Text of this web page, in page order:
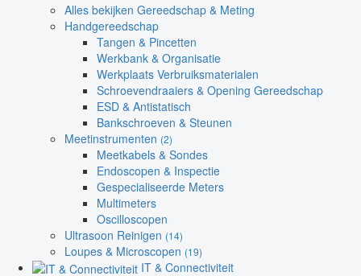
Alles bekijken Gereedschap & Meting
Handgereedschap
Tangen & Pincetten
Werkbank & Organisatie
Werkplaats Verbruiksmaterialen
Schroevendraaiers & Opening Gereedschap
ESD & Antistatisch
Bankschroeven & Steunen
Meetinstrumenten (2)
Meetkabels & Sondes
Endoscopen & Inspectie
Gespecialiseerde Meters
Multimeters
Oscilloscopen
Ultrasoon Reinigen (14)
Loupes & Microscopen (19)
IT & Connectiviteit